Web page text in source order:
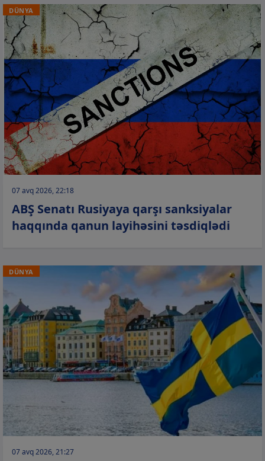
DÜNYA
07 avq 2026, 22:18
ABŞ Senatı Rusiyaya qarşı sanksiyalar
haqqında qanun layihəsini təsdiqlədi
DÜNYA
07 avq 2026, 21:27